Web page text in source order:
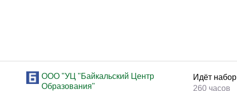
ООО "УЦ "Байкальский Центр
Образования"
Идёт набор
260 часов